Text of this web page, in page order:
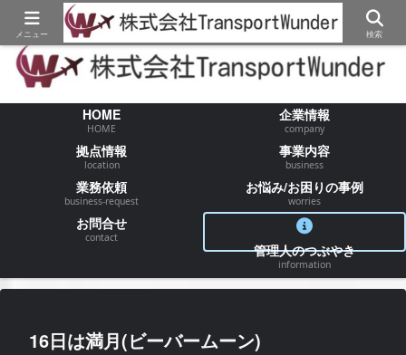
【物流/運送/配送】でお困りの事が御座いましたらお気軽にご相談ください
HOME
HOME
企業情報
company
拠点情報
location
事業内容
business
業務依頼
business-request
お悩み/お困りの事例
worries
お問合せ
contact
管理人のつぶやき
information
16日は満月(ビーバームーン)
メニュー 検索